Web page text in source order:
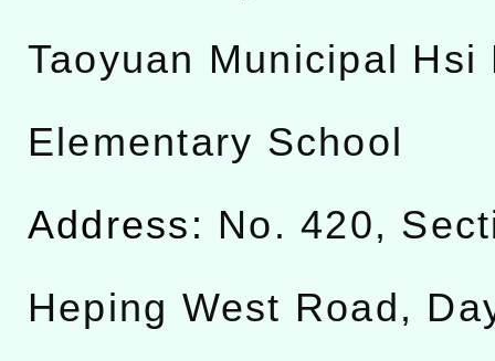
Taoyuan Municipal Hsi
Elementary School
Address: No. 420,
Heping West Road,